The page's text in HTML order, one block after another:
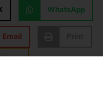
WhatsApp
Email
link